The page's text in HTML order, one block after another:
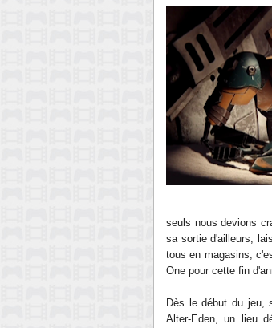
seuls nous devions
sa sortie d'ailleurs,
tous en magasins,
One pour cette fin
Dès le début du jeu,
Alter-Eden, un lieu